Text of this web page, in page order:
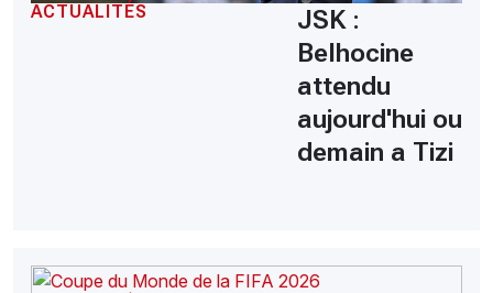
ACTUALITÉS
JSK :
Belhocine
attendu
aujourd'hui ou
demain a Tizi